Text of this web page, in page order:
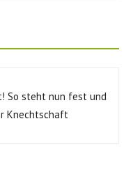
So steht nun fest und
Knechtschaft